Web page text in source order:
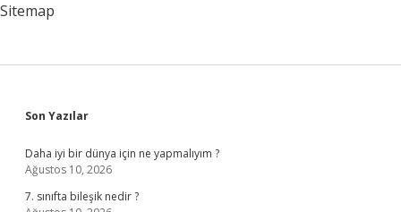
Sitemap
Sidebar
Son Yazılar
Daha iyi bir dünya için ne yapmalıyım ?
Ağustos 10, 2026
7. sınıfta bileşik nedir ?